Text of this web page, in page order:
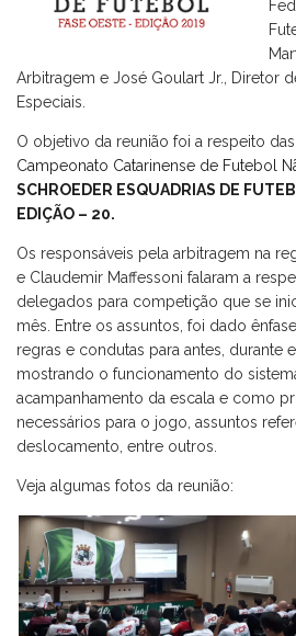
Arbitragem e José Goulart Jr., Diretor
Especiais.
O objetivo da reunião foi a respeito
Campeonato Catarinense de Futebol
SCHROEDER ESQUADRIAS DE
EDIÇÃO – 20.
Os responsáveis pela arbitragem na
e Claudemir Maffessoni falaram a
delegados para competição que se
mês. Entre os assuntos, foi dado
regras e condutas para antes, durante
mostrando o funcionamento do
acampanhamento da escala e como
necessários para o jogo, assuntos
deslocamento, entre outros.
Veja algumas fotos da reunião: